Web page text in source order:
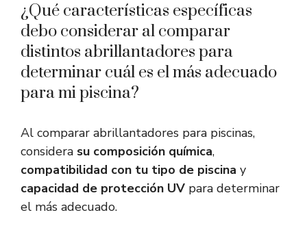
¿Qué características específicas
debo considerar al comparar
distintos abrillantadores para
determinar cuál es el más adecuado
para mi piscina?
Al comparar abrillantadores para piscinas,
considera su composición química,
compatibilidad con tu tipo de piscina y
capacidad de protección UV para determinar
el más adecuado.